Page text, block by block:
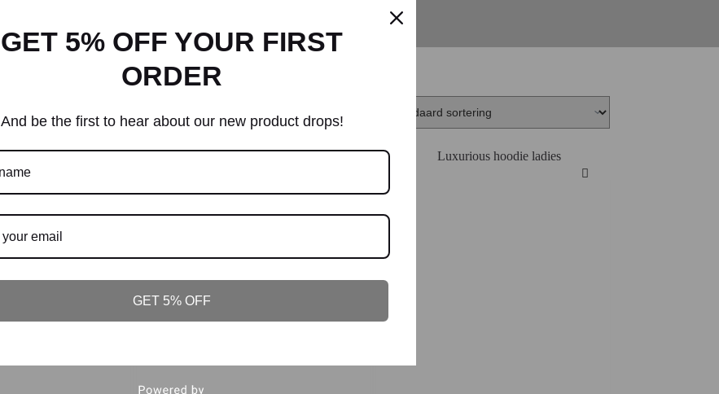
GET 5% OFF YOUR FIRST
ORDER
And be the first to hear about our new product drops!
GET 5% OFF